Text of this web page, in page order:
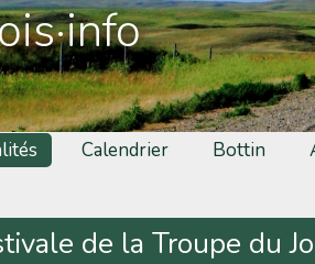
Calendrier Bottin
de la Troupe du